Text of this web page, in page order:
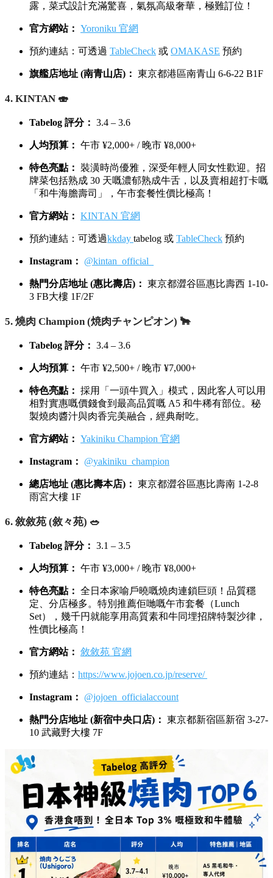
露，菜式設計充滿驚喜，氣氛高級奢華，極難訂位！
官方網站： Yoroniku 官網
預約連結：可透過 TableCheck 或 OMAKASE 預約
旗艦店地址 (南青山店)： 東京都港區南青山 6-6-22 B1F
4. KINTAN 🍣
Tabelog 評分： 3.4 – 3.6
人均預算： 午市 ¥2,000+ / 晚市 ¥8,000+
特色亮點：
裝潢時尚優雅，深受年輕人同女性歡迎。招
牌菜包括熟成 30 天嘅濃郁熟成牛舌，以及賣相超打卡嘅
「和牛海膽壽司」，午市套餐性價比極高！
官方網站： KINTAN 官網
預約連結：可透過kkday tabelog 或 TableCheck 預約
Instagram： @kintan_official_
熱門分店地址 (惠比壽店)： 東京都澀谷區惠比壽西 1-10-
3 FB大樓 1F/2F
5. 燒肉 Champion (焼肉チャンピオン) 🐂
Tabelog 評分： 3.4 – 3.6
人均預算： 午市 ¥2,500+ / 晚市 ¥7,000+
特色亮點： 採用「一頭牛買入」模式，因此客人可以用
相對實惠嘅價錢食到最高品質嘅 A5 和牛稀有部位。秘
製燒肉醬汁與肉香完美融合，經典耐吃。
官方網站： Yakiniku Champion 官網
Instagram： @yakiniku_champion
總店地址 (惠比壽本店)： 東京都澀谷區惠比壽南 1-2-8
雨宮大樓 1F
6. 敘敘苑 (敘々苑) 🥗
Tabelog 評分： 3.1 – 3.5
人均預算： 午市 ¥3,000+ / 晚市 ¥8,000+
特色亮點： 全日本家喻戶曉嘅燒肉連鎖巨頭！品質穩
定、分店極多。特別推薦佢哋嘅午市套餐（Lunch
Set），幾千円就能享用高質素和牛同埋招牌特製沙律，
性價比極高！
官方網站： 敘敘苑 官網
預約連結： https://www.jojoen.co.jp/reserve/
Instagram： @jojoen_officialaccount
熱門分店地址 (新宿中央口店)： 東京都新宿區新宿 3-27-
10 武藏野大樓 7F